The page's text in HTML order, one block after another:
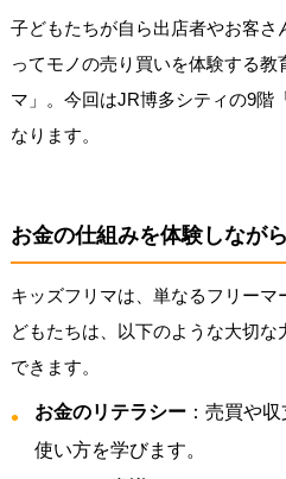
子どもたちが自ら出店者やお客さ
ってモノの売り買いを体験する教
マ」。今回はJR博多シティの9階
なります。
お金の仕組みを体験しなが
キッズフリマは、単なるフリー
どもたちは、以下のような大切
できます。
お金のリテラシー：売買や
使い方を学びます。